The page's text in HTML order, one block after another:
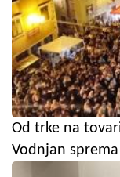
Od trke na
Vodnjan